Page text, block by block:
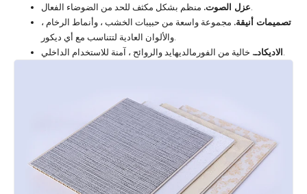
عزل الصوت.
تصميمات أنيقة. مجموعة واسعة من حبيبات الخشب ، وأنماط الرخام ،
الاديكادـ.